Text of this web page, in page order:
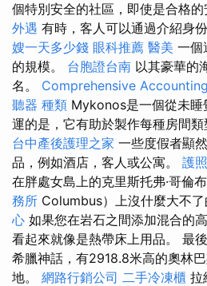
個特別安全的社區，即使是合格的
外遇 有時，客人可以通過介紹身
嫂一天多少錢 眼科推薦 醫美 一個
的規模。 台胞證台南 以其豪華的
名。 Comprehensive
聽器 種類 Mykonos是一個從未
運的是，它有助於製作每種房間類
台中產後護理之家 一些度假者顯
品，例如酒店，客人或公寓。 護
在胖處女島上的克里斯托弗·哥倫
務所 Columbus）上沒什麼大不了
心 如果您在岩石之間添加混合的
看起來就像是熱帶床上用品。 最
希臘神話，有2918.8米高的奧林
地。 網路行銷公司 二手冷凍櫃 拉